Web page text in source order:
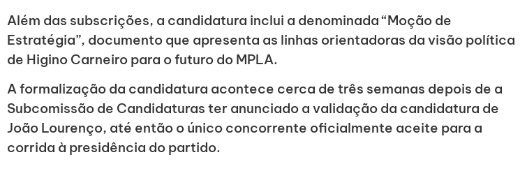
Além das subscrições, a candidatura inclui a denominada “Moção de
Estratégia”, documento que apresenta as linhas orientadoras da visão política
de Higino Carneiro para o futuro do MPLA.
A formalização da candidatura acontece cerca de três semanas depois de a
Subcomissão de Candidaturas ter anunciado a validação da candidatura de
João Lourenço, até então o único concorrente oficialmente aceite para a
corrida à presidência do partido.